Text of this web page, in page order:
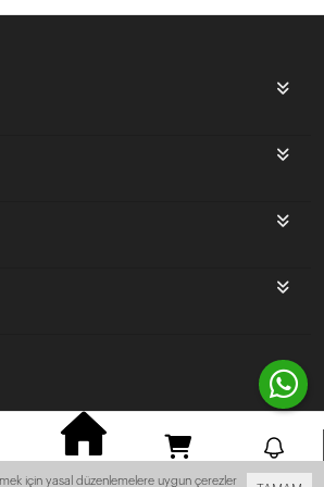
Vikaon E-Ticaret sistemleri ile hazırlanmıştır.
BILDIRIM
için yasal düzenlemelere uygun çerezler